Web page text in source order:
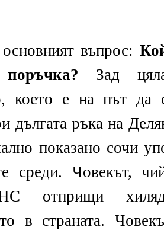
въпрос:
Зад
което е на път да
дългата ръка на
показано сочи
среди. Човекът,
отприщи
в страната.